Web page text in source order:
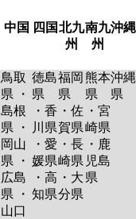
中国 四国北九
州
南九
州
沖縄
鳥取
県 ・
島根
県 ・
岡山
県 ・
広島
県 ・
山口
徳島
県
・香
川県
・愛
媛県
・高
知県
福岡
県
・佐
賀県
・長
崎県
・大
分県
熊本
県
・宮
崎県
・鹿
児島
県
沖縄
県